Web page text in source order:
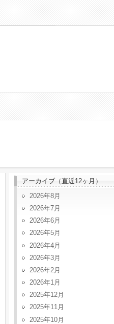
アーカイブ（直近12ヶ月）
2026年8月
2026年7月
2026年6月
2026年5月
2026年4月
2026年3月
2026年2月
2026年1月
2025年12月
2025年11月
2025年10月